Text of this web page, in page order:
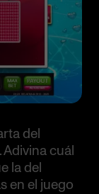
del
cuál
la del
en el juego